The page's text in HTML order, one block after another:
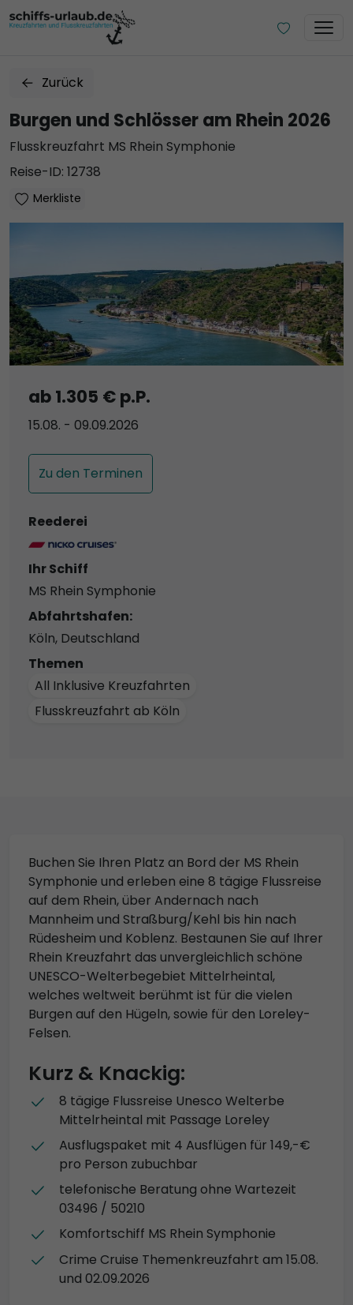
Zurück
Burgen und Schlösser am Rhein 2026
Flusskreuzfahrt MS Rhein Symphonie
Reise-ID: 12738
Merkliste
ab 1.305 € p.P.
15.08. - 09.09.2026
Zu den Terminen
Reederei
Ihr Schiff
MS Rhein Symphonie
Abfahrtshafen:
Köln, Deutschland
Themen
All Inklusive Kreuzfahrten
Flusskreuzfahrt ab Köln
Buchen Sie Ihren Platz an Bord der MS Rhein
Symphonie und erleben eine 8 tägige Flussreise
auf dem Rhein, über Andernach nach
Mannheim und Straßburg/Kehl bis hin nach
Rüdesheim und Koblenz. Bestaunen Sie auf Ihrer
Rhein Kreuzfahrt das unvergleichlich schöne
UNESCO-Welterbegebiet Mittelrheintal,
welches weltweit berühmt ist für die vielen
Burgen auf den Hügeln, sowie für den Loreley-
Felsen.
Kurz & Knackig:
8 tägige Flussreise Unesco Welterbe
Mittelrheintal mit Passage Loreley
Ausflugspaket mit 4 Ausflügen für 149,-€
pro Person zubuchbar
telefonische Beratung ohne Wartezeit
03496 / 50210
Komfortschiff MS Rhein Symphonie
Crime Cruise Themenkreuzfahrt am 15.08.
und 02.09.2026